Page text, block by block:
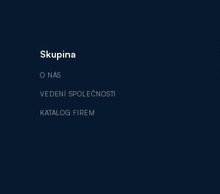
Skupina
O NÁS
VEDENÍ SPOLEČNOSTI
KATALOG FIREM